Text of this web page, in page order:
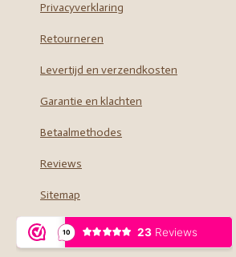
k
a
Privacyverklaring
Retourneren
Levertijd en verzendkosten
Garantie en klachten
Betaalmethodes
Reviews
Sitemap